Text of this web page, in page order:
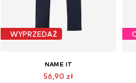
WYPRZEDAŻ
NAME IT
56,90 zł